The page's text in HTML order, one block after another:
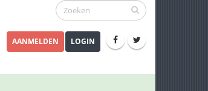
AANMELDEN LOGIN